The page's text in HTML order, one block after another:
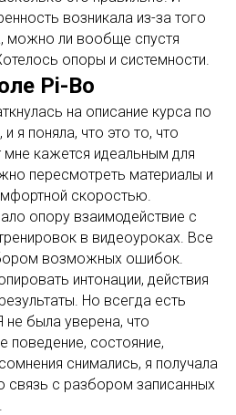
возникала из-за того
можно ли вообще спустя
опоры и системности.
Pi-Bo
на описание курса по
я поняла, что это то, что
кажется идеальным для
пересмотреть материалы и
скоростью.
опору взаимодействие с
в видеоуроках. Все
возможных ошибок.
интонации, действия
Но всегда есть
была уверена, что
поведение, состояние,
снимались, я получала
связь с разбором записанных